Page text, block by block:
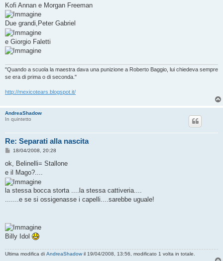
g
g
i
o
Kofi Annan e Morgan Freeman
Due grandi,Peter Gabriel
e Giorgio Faletti
"Quando a scuola la maestra dava una punizione a Roberto Baggio, lui chiedeva sempre
se era di prima o di seconda."
http://mexicotears.blogspot.it/
AndreaShadow
In quintetto
Re: Separati alla nascita
M
s
s
a
g
g
18/04/2008, 20:28
ok, Belinelli= Stallone
e il Mago?....
la stessa bocca storta ....la stessa cattiveria....
.......e se si ossigenasse i capelli....sarebbe uguale!
Billy Idol
Ultima modifica di AndreaShadow il 19/04/2008, 13:56, modificato 1 volta in totale.